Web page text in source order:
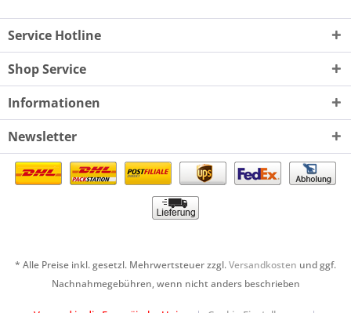
Service Hotline
Shop Service
Informationen
Newsletter
* Alle Preise inkl. gesetzl. Mehrwertsteuer zzgl.Versandkosten und ggf.
Nachnahmegebühren, wenn nicht anders beschrieben